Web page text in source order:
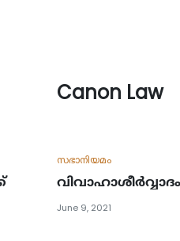
Canon Law
സഭാനിയമം
June 9, 2021